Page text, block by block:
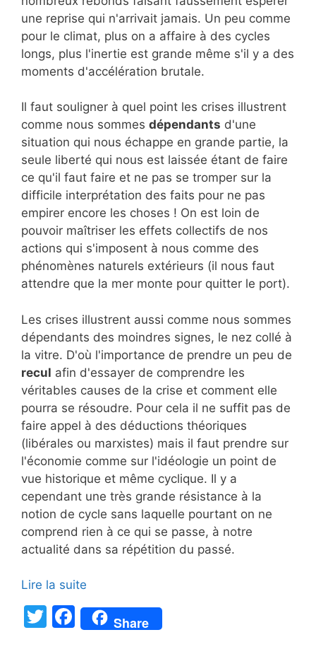
une reprise qui n'arrivait jamais. Un peu comme
pour le climat, plus on a affaire à des cycles
longs, plus l'inertie est grande même s'il y a des
moments d'accélération brutale.
Il faut souligner à quel point les crises illustrent
comme nous sommes dépendants d'une
situation qui nous échappe en grande partie, la
seule liberté qui nous est laissée étant de faire
ce qu'il faut faire et ne pas se tromper sur la
difficile interprétation des faits pour ne pas
empirer encore les choses ! On est loin de
pouvoir maîtriser les effets collectifs de nos
actions qui s'imposent à nous comme des
phénomènes naturels extérieurs (il nous faut
attendre que la mer monte pour quitter le port).
Les crises illustrent aussi comme nous sommes
dépendants des moindres signes, le nez collé à
la vitre. D'où l'importance de prendre un peu de
recul afin d'essayer de comprendre les
véritables causes de la crise et comment elle
pourra se résoudre. Pour cela il ne suffit pas de
faire appel à des déductions théoriques
(libérales ou marxistes) mais il faut prendre sur
l'économie comme sur l'idéologie un point de
vue historique et même cyclique. Il y a
cependant une très grande résistance à la
notion de cycle sans laquelle pourtant on ne
comprend rien à ce qui se passe, à notre
actualité dans sa répétition du passé.
Lire la suite
T
F
a
Share